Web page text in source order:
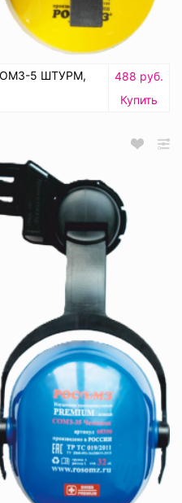
5 ШТУРМ,
488 руб.
Купить